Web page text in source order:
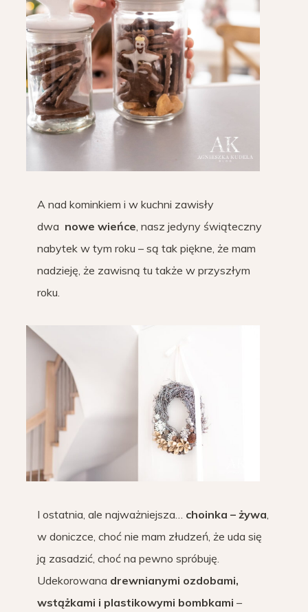
A nad kominkiem i w kuchni zawisły
dwa nowe wieńce, nasz jedyny świąteczny
nabytek w tym roku – są tak piękne, że mam
nadzieję, że zawisną tu także w przyszłym
roku.
I ostatnia, ale najważniejsza… choinka – żywa,
w doniczce, choć nie mam złudzeń, że uda się
ją zasadzić, choć na pewno spróbuję.
Udekorowana drewnianymi ozdobami,
wstążkami i plastikowymi bombkami –